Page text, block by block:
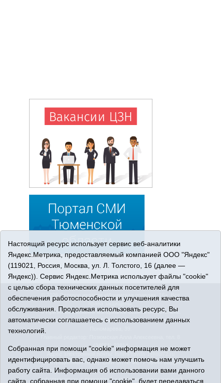
© 2026 Сетевое издание «Ишимская правда». 16+. Все
права защищены.
© При использовании материалов ссылка обязательна.
Адрес редакции: 627750 Тюменская область, г. Ишим, ул.
(34551) 23814
Адрес электронной почты:
IshimPravda-1@obl72.ru
Регистрационный номер СМИ Эл № ФС77-69445 выдано
Федеральной службой по надзору в сфере связи,
информационных технологий и массовых коммуникаций
Настоящий ресурс использует сервис веб-аналитики
Яндекс.Метрика, предоставляемый компанией ООО "Яндекс"
(119021, Россия, Москва, ул. Л. Толстого, 16 (далее —
Яндекс)). Сервис Яндекс.Метрика использует файлы "cookie"
с целью сбора технических данных посетителей для
обеспечения работоспособности и улучшения качества
обслуживания. Продолжая использовать ресурс, Вы
автоматически соглашаетесь с использованием данных
технологий.
Собранная при помощи "cookie" информация не может
идентифицировать вас, однако может помочь нам улучшить
работу сайта. Информация об использовании вами данного
сайта, собранная при помощи "cookie", будет передаваться